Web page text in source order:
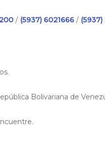
/ (5937) 6021666 / (5937)
Bolivariana de